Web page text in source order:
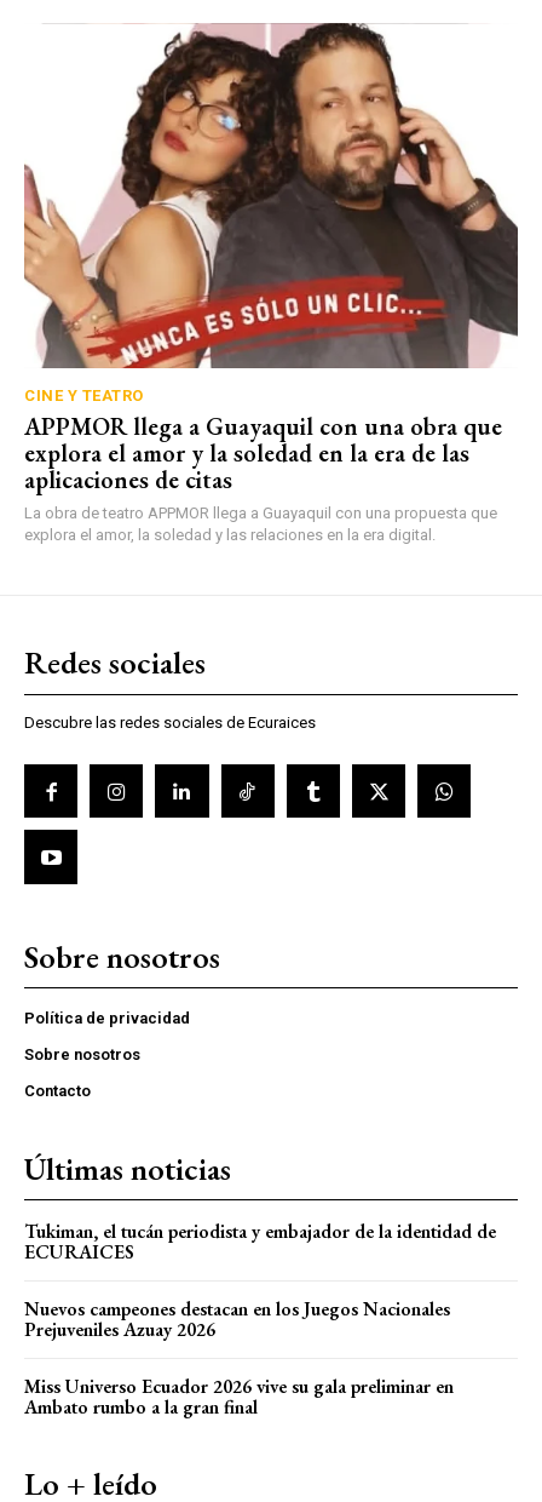
CINE Y TEATRO
APPMOR llega a Guayaquil con una obra que
explora el amor y la soledad en la era de las
aplicaciones de citas
La obra de teatro APPMOR llega a Guayaquil con una propuesta que
explora el amor, la soledad y las relaciones en la era digital.
Redes sociales
Descubre las redes sociales de Ecuraices
Sobre nosotros
Política de privacidad
Sobre nosotros
Contacto
Últimas noticias
Tukiman, el tucán periodista y embajador de la identidad de
ECURAICES
Nuevos campeones destacan en los Juegos Nacionales
Prejuveniles Azuay 2026
Miss Universo Ecuador 2026 vive su gala preliminar en
Ambato rumbo a la gran final
Lo + leído